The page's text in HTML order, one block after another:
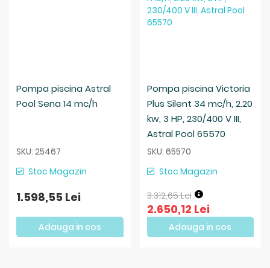
Pompa piscina Astral
Pool Sena 14 mc/h
SKU: 25467
Stoc Magazin
1.598,55 Lei
Adauga in cos
Pompa piscina Victoria
Plus Silent 34 mc/h, 2.20
kw, 3 HP, 230/400 V III,
Astral Pool 65570
SKU: 65570
Stoc Magazin
3.312,65 Lei
2.650,12 Lei
Adauga in cos